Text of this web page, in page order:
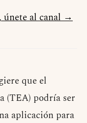
únete al canal →
que el
(TEA) podría ser
aplicación para